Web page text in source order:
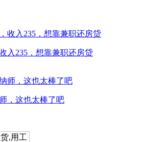
入235，想靠兼职还房贷
，这也太棒了吧